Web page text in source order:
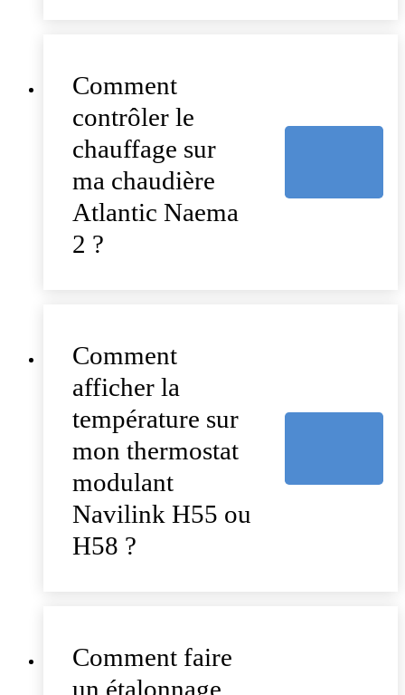
Comment
contrôler le
chauffage sur
ma chaudière
Atlantic Naema
2 ?
Comment
afficher la
température sur
mon thermostat
modulant
Navilink H55 ou
H58 ?
Comment faire
un étalonnage